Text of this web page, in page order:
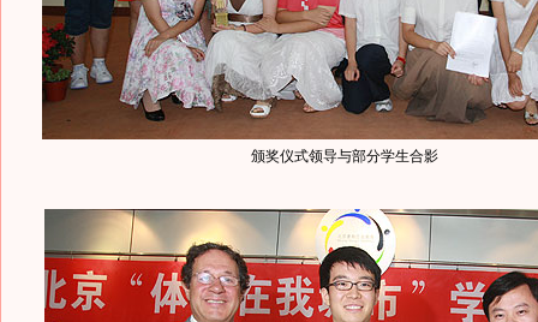
颁奖仪式领导与部分学生合影